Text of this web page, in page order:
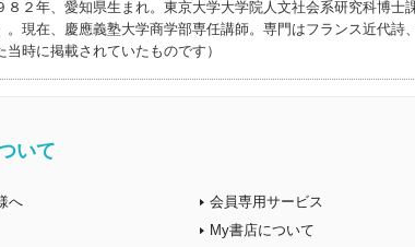
８２年、愛知県生まれ。東京大学大学院人文社会系研究科博
。現在、慶應義塾大学商学部専任講師。専門はフランス近代詩
当時に掲載されていたものです）
いて
へ
会員専用サービス
My書店について